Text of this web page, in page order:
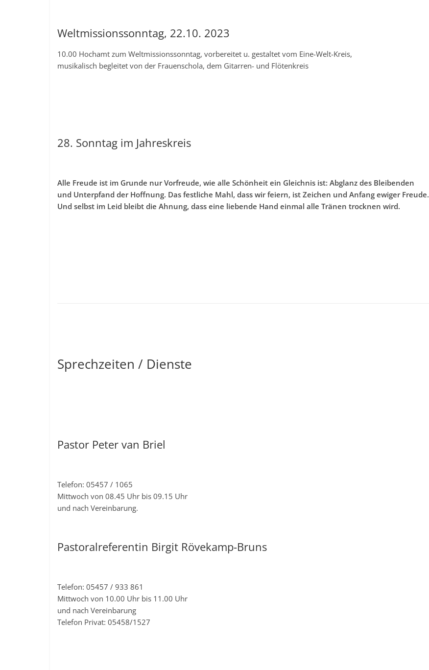
Weltmissionssonntag, 22.10. 2023
10.00 Hochamt zum Weltmissionssonntag, vorbereitet u. gestaltet vom Eine-Welt-Kreis,
musikalisch begleitet von der Frauenschola, dem Gitarren- und Flötenkreis
28. Sonntag im Jahreskreis
Alle Freude ist im Grunde nur Vorfreude, wie alle Schönheit ein Gleichnis ist: Abglanz des Bleibenden
und Unterpfand der Hoffnung. Das festliche Mahl, dass wir feiern, ist Zeichen und Anfang ewiger Freude.
Und selbst im Leid bleibt die Ahnung, dass eine liebende Hand einmal alle Tränen trocknen wird.
Sprechzeiten / Dienste
Pastor Peter van Briel
Telefon: 05457 / 1065
Mittwoch von 08.45 Uhr bis 09.15 Uhr
und nach Vereinbarung.
Pastoralreferentin Birgit Rövekamp-Bruns
Telefon: 05457 / 933 861
Mittwoch von 10.00 Uhr bis 11.00 Uhr
und nach Vereinbarung
Telefon Privat: 05458/1527